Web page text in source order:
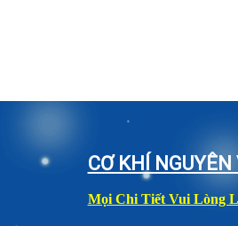
CƠ KHÍ
Mọi Chi Tiết Vui Lòng